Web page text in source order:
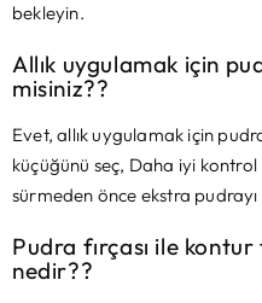
bekleyin.
Allık uygulamak için
misiniz??
Evet, allık uygulamak için
küçüğünü seç, Daha iyi kontrol
sürmeden önce ekstra
Pudra fırçası ile
nedir??